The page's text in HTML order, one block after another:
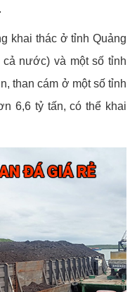
khai thác ở tỉnh Quảng
nước) và một số tỉnh
than cám ở một số tỉnh
6,6 tỷ tấn, có thể khai